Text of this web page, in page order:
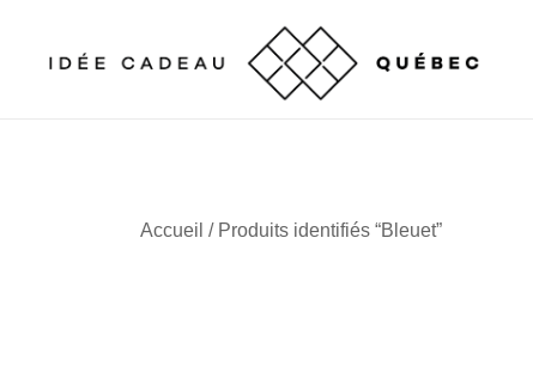
content
Accueil / Produits identifiés “Bleuet”